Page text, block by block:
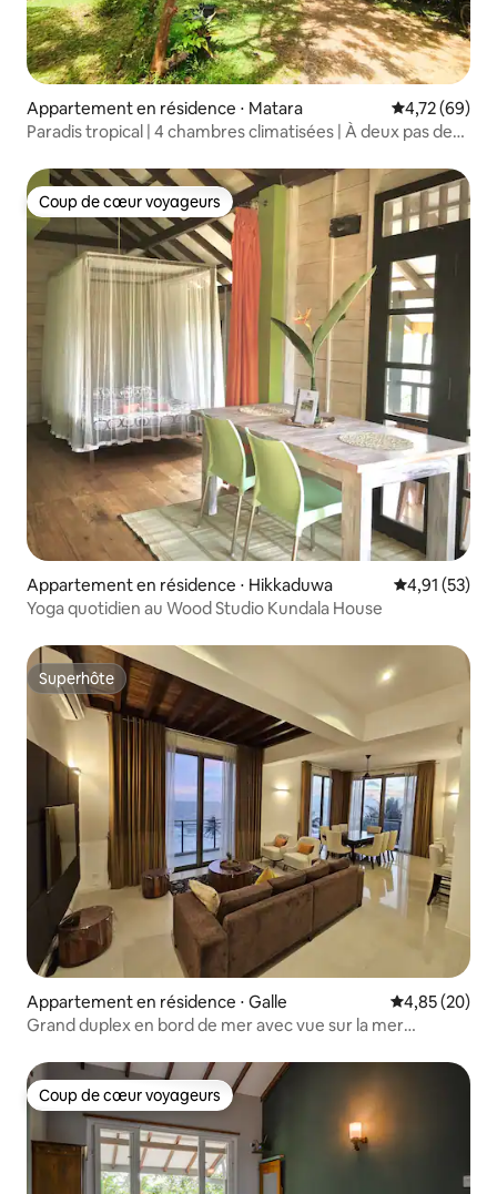
Appartement en résidence ⋅ Matara Évaluation
4,72 (69)
Paradis tropical | 4 chambres climatisées | À deux pas de
Coup de cœur voyageurs
Coup de cœur voyageurs
Appartement en résidence ⋅ Hikkaduwa Évaluation
4,91 (53)
Yoga quotidien au Wood Studio Kundala House
Superhôte
Superhôte
Appartement en résidence ⋅ Galle Évaluation
4,85 (20)
Grand duplex en bord de mer avec vue sur la mer
Coup de cœur voyageurs
Coup de cœur voyageurs